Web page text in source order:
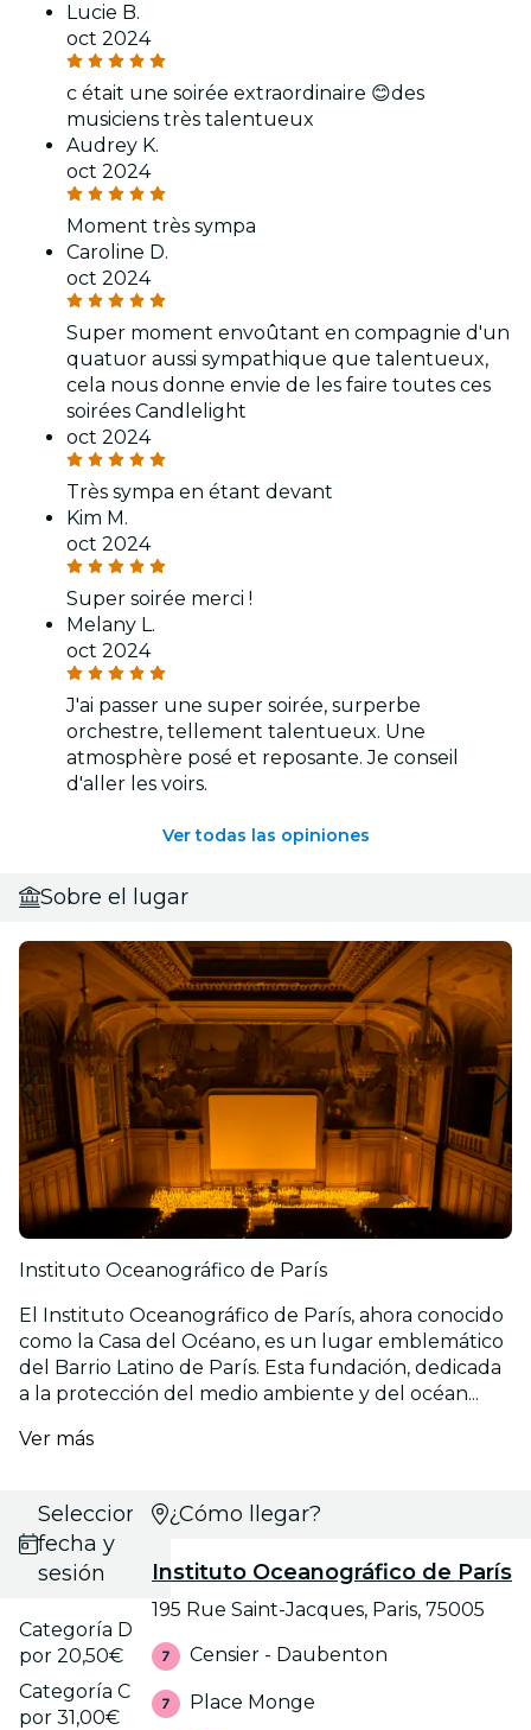
Lucie B.
oct 2024
c était une soirée extraordinaire 😊des
musiciens très talentueux
Audrey K.
oct 2024
Moment très sympa
Caroline D.
oct 2024
Super moment envoûtant en compagnie d'un
quatuor aussi sympathique que talentueux,
cela nous donne envie de les faire toutes ces
soirées Candlelight
oct 2024
Très sympa en étant devant
Kim M.
oct 2024
Super soirée merci !
Melany L.
oct 2024
J'ai passer une super soirée, surperbe
orchestre, tellement talentueux. Une
atmosphère posé et reposante. Je conseil
d'aller les voirs.
Ver todas las opiniones
Sobre el lugar
Instituto Oceanográfico de París
El Instituto Oceanográfico de París, ahora conocido
como la Casa del Océano, es un lugar emblemático
del Barrio Latino de París. Esta fundación, dedicada
a la protección del medio ambiente y del océan...
Ver más
Selecciona
fecha y
sesión
Categoría D
por 20,50€
Categoría C
por 31,00€
¿Cómo llegar?
Instituto Oceanográfico de París
195 Rue Saint-Jacques, Paris, 75005
Censier - Daubenton
Place Monge